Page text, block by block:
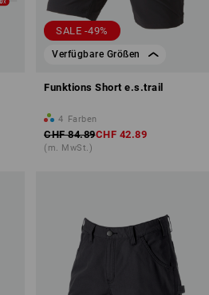
SALE -49%
Verfügbare Größen
Funktions Short e.s.trail
4 Farben
CHF 84.89CHF 42.89
(m. MwSt.)